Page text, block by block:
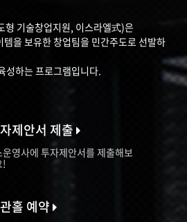
형 기술창업지원, 이스라엘式)은
을 보유한 창업팀을 민간주도로 선발하
성하는 프로그램입니다.
제안서 제출
운영사에 투자제안서를 제출해보
!
홀 예약